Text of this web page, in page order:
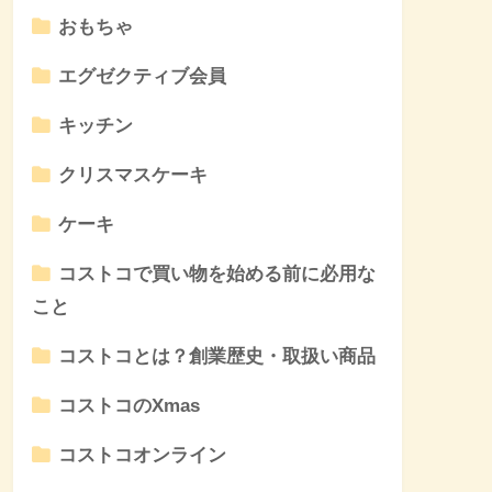
おもちゃ
エグゼクティブ会員
キッチン
クリスマスケーキ
ケーキ
コストコで買い物を始める前に必用な
こと
コストコとは？創業歴史・取扱い商品
コストコのXmas
コストコオンライン